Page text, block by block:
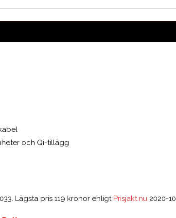
och Qi-tillägg
Lägsta pris 119 kronor enligt Prisjakt.nu 2020-